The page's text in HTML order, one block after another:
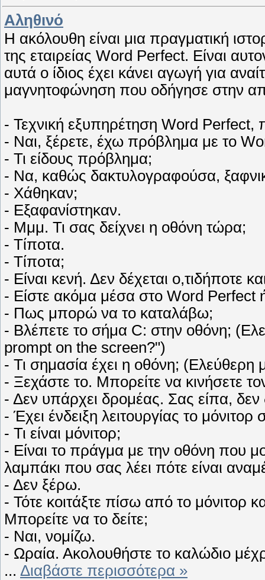
Αληθινό
Η ακόλουθη είναι μια πραγματική
της εταιρείας Word Perfect. Είναι
αυτά ο ίδιος έχει κάνει αγωγή για
μαγνητοφώνηση που οδήγησε στην
- Τεχνική εξυπηρέτηση Word
- Ναι, ξέρετε, έχω πρόβλημα με το
- Τι είδους πρόβλημα;
- Να, καθώς δακτυλογραφούσα,
- Χάθηκαν;
- Εξαφανίστηκαν.
- Μμμ. Τι σας δείχνει η οθόνη τώρα;
- Τίποτα.
- Τίποτα;
- Είναι κενή. Δεν δέχεται ο,τιδήποτε
- Είστε ακόμα μέσα στο Word Perfect ή
- Πως μπορώ να το καταλάβω;
- Βλέπετε το σήμα C: στην οθόνη;
prompt on the screen?")
- Τι σημασία έχει η οθόνη;
- Ξεχάστε το. Μπορείτε να κινήσετε
- Δεν υπάρχει δρομέας. Σας είπα,
- Έχει ένδειξη λειτουργίας το μόνιτορ
- Τι είναι μόνιτορ;
- Είναι το πράγμα με την οθόνη που
λαμπάκι που σας λέει πότε είναι
- Δεν ξέρω.
- Τότε κοιτάξτε πίσω από το μόνιτορ
Μπορείτε να το δείτε;
- Ναι, νομίζω.
- Ωραία. Ακολουθήστε το καλώδιο
... Διαβάστε περισσότερα »